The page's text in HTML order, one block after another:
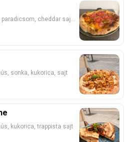
paradicsomszósz, sonka, paradicsom, cheddar sajt, jalapeno
sonka, kukorica, sajt
kukorica, trappista sajt